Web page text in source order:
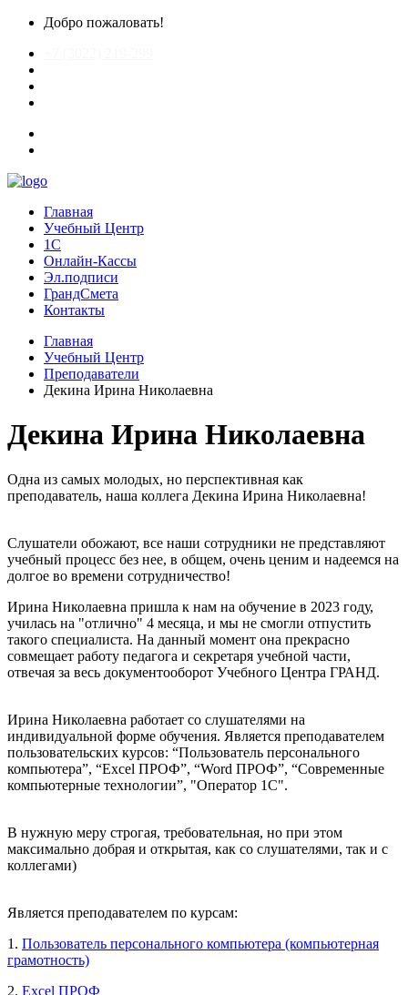
Добро пожаловать!
Главная
Учебный Центр
1С
Онлайн-Кассы
Эл.подписи
ГрандСмета
Контакты
Главная
Учебный Центр
Преподаватели
Декина Ирина Николаевна
Декина Ирина Николаевна
Одна из самых молодых, но перспективная как
преподаватель, наша коллега Декина Ирина Николаевна!
Слушатели обожают, все наши сотрудники не представляют
учебный процесс без нее, в общем, очень ценим и надеемся на
долгое во времени сотрудничество!
Ирина Николаевна пришла к нам на обучение в 2023 году,
училась на "отлично" 4 месяца, и мы не смогли отпустить
такого специалиста. На данный момент она прекрасно
совмещает работу педагога и секретаря учебной части,
отвечая за весь документооборот Учебного Центра ГРАНД.
Ирина Николаевна работает со слушателями на
индивидуальной форме обучения. Является преподавателем
пользовательских курсов: “Пользователь персонального
компьютера”, “Excel ПРОФ”, “Word ПРОФ”, “Современные
компьютерные технологии”, "Оператор 1С".
В нужную меру строгая, требовательная, но при этом
максимально добрая и открытая, как со слушателями, так и с
коллегами)
Является преподавателем по курсам:
1. Пользователь персонального компьютера (компьютерная
грамотность)
2. Excel ПРОФ